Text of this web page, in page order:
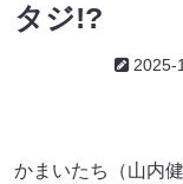
タジ!?
2025-
かまいたち（山内